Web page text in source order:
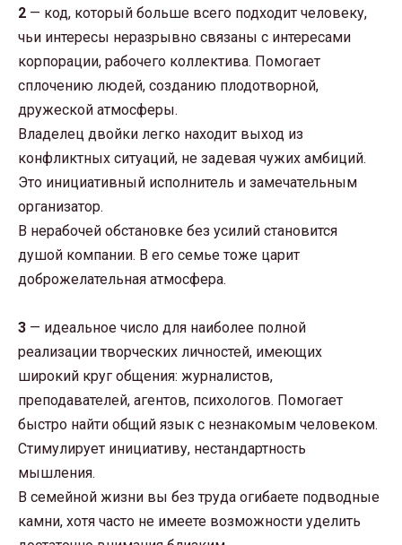
2 — код, который больше всего подходит человеку,
чьи интересы неразрывно связаны с интересами
корпорации, рабочего коллектива. Помогает
сплочению людей, созданию плодотворной,
дружеской атмосферы.
Владелец двойки легко находит выход из
конфликтных ситуаций, не задевая чужих амбиций.
Это инициативный исполнитель и замечательным
организатор.
В нерабочей обстановке без усилий становится
душой компании. В его семье тоже царит
доброжелательная атмосфера.
3 — идеальное число для наиболее полной
реализации творческих личностей, имеющих
широкий круг общения: журналистов,
преподавателей, агентов, психологов. Помогает
быстро найти общий язык с незнакомым человеком.
Стимулирует инициативу, нестандартность
мышления.
В семейной жизни вы без труда огибаете подводные
камни, хотя часто не имеете возможности уделить